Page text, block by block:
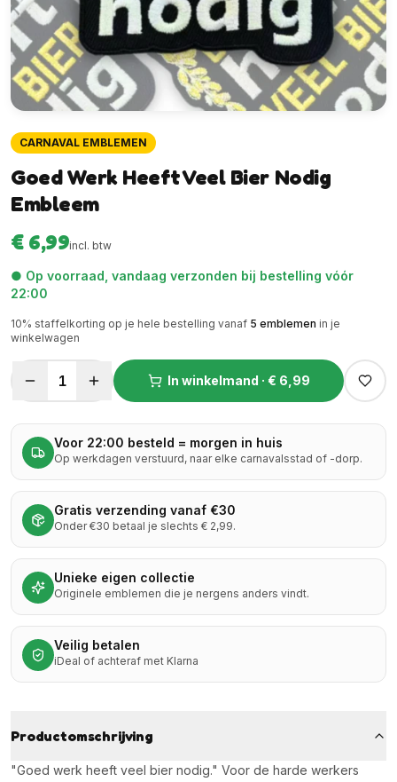
CARNAVAL EMBLEMEN
Goed Werk Heeft Veel Bier Nodig
Embleem
€ 6,99incl. btw
● Op voorraad, vandaag verzonden bij bestelling vóór
22:00
10% staffelkorting op je hele bestelling vanaf 5 emblemen in je
winkelwagen
1 In winkelmand · € 6,99
Voor 22:00 besteld = morgen in huis
Op werkdagen verstuurd, naar elke carnavalsstad of -dorp.
Gratis verzending vanaf €30
Onder €30 betaal je slechts € 2,99.
Unieke eigen collectie
Originele emblemen die je nergens anders vindt.
Veilig betalen
iDeal of achteraf met Klarna
Productomschrijving
"Goed werk heeft veel bier nodig." Voor de harde werkers